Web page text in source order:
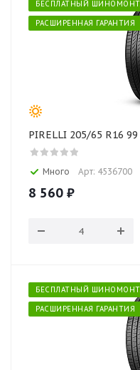
БЕСПЛАТНЫЙ
РАСШИРЕННАЯ ГАРАНТИЯ
PIRELLI 205/65 R16
Много Арт: 4536700
8 560 ₽
БЕСПЛАТНЫЙ
РАСШИРЕННАЯ ГАРАНТИЯ